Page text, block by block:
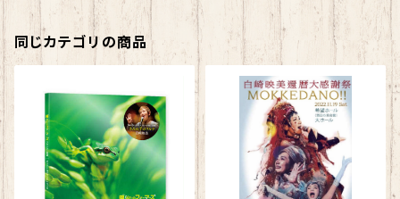
同じカテゴリの商品